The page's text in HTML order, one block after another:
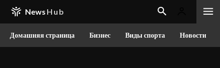
News Hub
Домашняя страница Бизнес Виды спорта Новости